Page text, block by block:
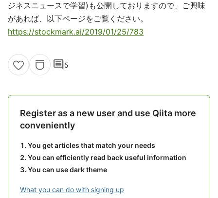
ジネスニュースで学習)も公開しておりますので、ご興味
があれば、以下ページをご覧ください。
https://stockmark.ai/2019/01/25/783
comment5
Register as a new user and use Qiita more
conveniently
You get articles that match your needs
You can efficiently read back useful information
You can use dark theme
What you can do with signing up